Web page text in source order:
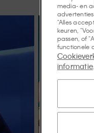
media- en
"Alles
keuren,
passen, of
functionele
informatie